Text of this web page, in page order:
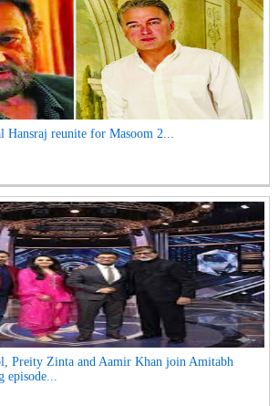
Hansraj reunite for Masoom 2...
Preity Zinta and Aamir Khan join Amitabh
episode...